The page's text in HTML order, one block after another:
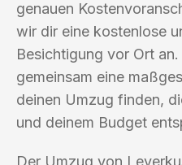
genauen
wir dir eine kostenlose
Besichtigung vor Ort
gemeinsam eine
deinen Umzug finden,
und deinem Budget
Der Umzug von